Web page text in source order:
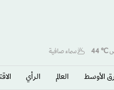
℃
44 سماء صافية
الأوسط​ العالم الرأي